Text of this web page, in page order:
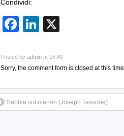
Condividi:
Facebook
LinkedIn
Posted by admin at 16:49
Sorry, the comment form is closed at this time.
Sabbia sul marmo (Joseph Tassone)